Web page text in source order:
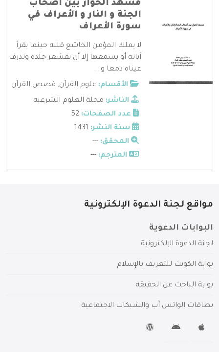
مشهد الحوار بين أصحاب
الجنة و النار و الأعراف في
سورة الأعراف
لا يملك المؤمن الخاشع قلبه حينما يقرأ
آياته أو يسمعها إلا أن يقشعر جلده وتذرف
عيناه دمعا و ...
الأقسام: علوم القرآن, قصص القرآن
الناشر: مجلة العلوم الشرعيه
عدد الصفحات:
سنة النشر:
المحقق: ---
المترجم: ---
مواقع لجنة الدعوة الإلكترونية
البوابات الدعوية
لجنة الدعوة الإلكترونية
بوابة الكويت للتعريف بالإسلام
بوابة الباحث عن الحقيقة
بطاقات الواتس آب والشبكات الاجتماعية